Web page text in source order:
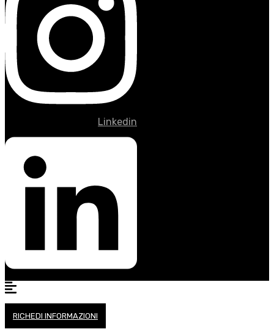
Linkedin
RICHEDI INFORMAZIONI